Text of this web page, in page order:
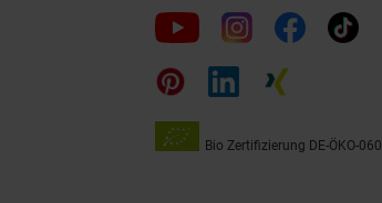
Folge
uns
auf
Bio Zertifizierung DE-ÖKO-060